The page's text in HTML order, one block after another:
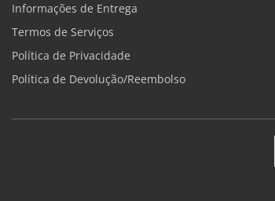
Informações de Entrega
Termos de Serviços
Política de Privacidade
Política de Devolução/Reembolso